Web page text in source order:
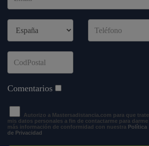
Comentarios
Autorizo a Mastersadistancia.com para que trate
mis datos personales a fin de contactarme para darme
más información de conformidad con nuestra Política
de Privacidad